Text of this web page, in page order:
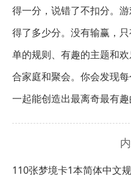
得一分，说错了不扣分。
得了多少分。没有输赢，
单的规则、有趣的主题和
合家庭和聚会。你会发现
一起能创造出最离奇最有趣
110张梦境卡1本简体中文